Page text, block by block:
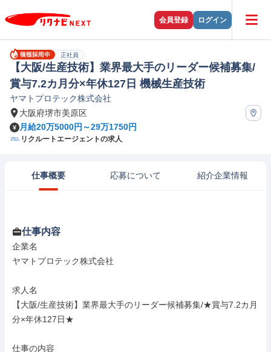
会員登録 ログイン
正社員
【大阪/生産技術】業界最大手のリーダー候補募集/
賞与7.2カ月分×年休127日 機械生産技術
ヤマトプロテック株式会社
大阪府堺市美原区
月給20万5000円～29万1750円
リクルートエージェントの求人
仕事概要 応募について 紹介企業情報
仕事内容
企業名
ヤマトプロテック株式会社
求人名
【大阪/生産技術】業界最大手のリーダー候補募集/★賞与7.2カ月
分×年休127日★
仕事の内容